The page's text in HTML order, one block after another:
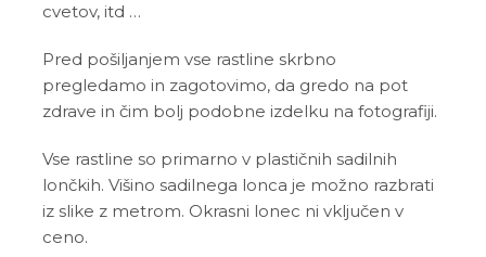
cvetov, itd …
Pred pošiljanjem vse rastline skrbno
pregledamo in zagotovimo, da gredo na pot
zdrave in čim bolj podobne izdelku na fotografiji.
Vse rastline so primarno v plastičnih sadilnih
lončkih. Višino sadilnega lonca je možno razbrati
iz slike z metrom. Okrasni lonec ni vključen v
ceno.